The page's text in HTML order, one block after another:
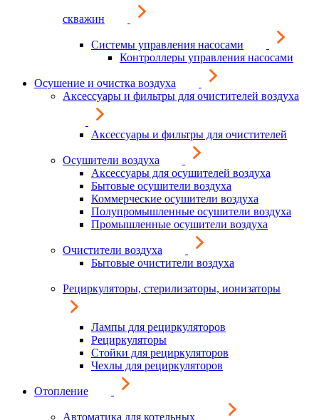
скважин
Системы управления насосами
Контроллеры управления насосами
Осушение и очистка воздуха
Аксессуары и фильтры для очистителей воздуха
Аксессуары и фильтры для очистителей
Осушители воздуха
Аксессуары для осушителей воздуха
Бытовые осушители воздуха
Коммерческие осушители воздуха
Полупромышленные осушители воздуха
Промышленные осушители воздуха
Очистители воздуха
Бытовые очистители воздуха
Рециркуляторы, стерилизаторы, ионизаторы
Лампы для рециркуляторов
Рециркуляторы
Стойки для рециркуляторов
Чехлы для рециркуляторов
Отопление
Автоматика для котельных